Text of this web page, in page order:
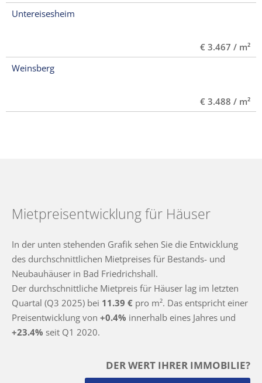
Untereisesheim
€ 3.467 / m²
Weinsberg
€ 3.488 / m²
Mietpreisentwicklung für Häuser
In der unten stehenden Grafik sehen Sie die Entwicklung
des durchschnittlichen Mietpreises für Bestands- und
Neubauhäuser in Bad Friedrichshall.
Der durchschnittliche Mietpreis für Häuser lag im letzten
Quartal (Q3 2025) bei 11.39 € pro m². Das entspricht einer
Preisentwicklung von +0.4% innerhalb eines Jahres und
+23.4% seit Q1 2020.
DER WERT IHRER IMMOBILIE?